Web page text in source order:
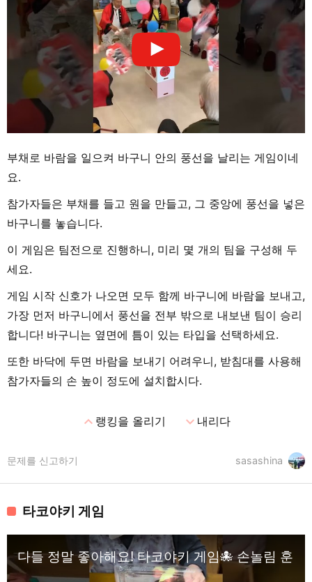
부채로 바람을 일으켜 바구니 안의 풍선을 날리는 게임이네
요.
참가자들은 부채를 들고 원을 만들고, 그 중앙에 풍선을 넣은
바구니를 놓습니다.
이 게임은 팀전으로 진행하니, 미리 몇 개의 팀을 구성해 두
세요.
게임 시작 신호가 나오면 모두 함께 바구니에 바람을 보내고,
가장 먼저 바구니에서 풍선을 전부 밖으로 내보낸 팀이 승리
합니다! 바구니는 옆면에 틈이 있는 타입을 선택하세요.
또한 바닥에 두면 바람을 보내기 어려우니, 받침대를 사용해
참가자들의 손 높이 정도에 설치합시다.
expand_less랭킹을 올리기 expand_more내리다
sasashina
문제를 신고하기
타코야키 게임
다들 정말 좋아해요! 타코야키 게임🐙 손놀림 훈